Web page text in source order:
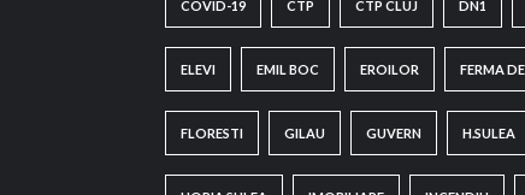
COVID-19 CTP CTP CLUJ DN1
ELEVI EMIL BOC EROILOR FERMA
FLORESTI GILAU GUVERN H.SULEA